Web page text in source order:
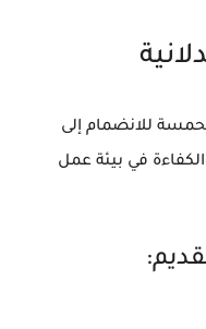
للانضمام إلى
في بيئة عمل